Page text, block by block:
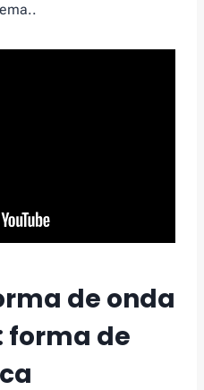
de onda
forma de